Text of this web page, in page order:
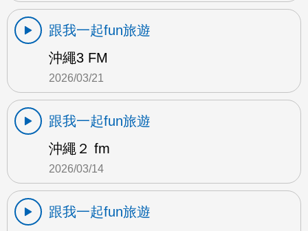
跟我一起fun旅遊
沖繩3 FM
2026/03/21
跟我一起fun旅遊
沖繩２ fm
2026/03/14
跟我一起fun旅遊